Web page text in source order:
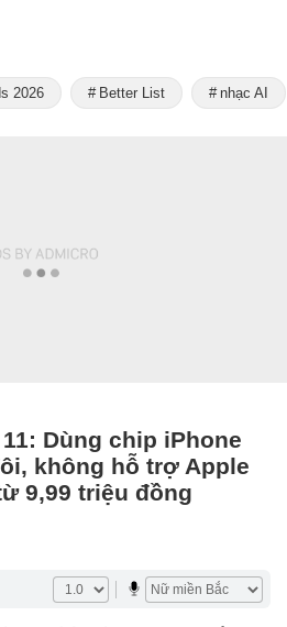
2026 Better List nhạc AI
Dùng chip iPhone
không hỗ trợ Apple
9,99 triệu đồng